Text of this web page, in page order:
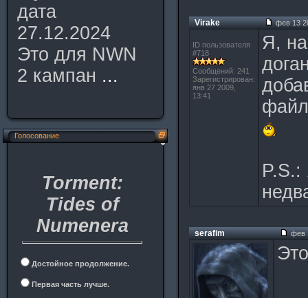
дата
27.12.2024
Это для NWN
2 кампан ...
Голосование
Torment:
Tides of
Numenera
Достойное продолжение.
Первая часть лучше.
Virake фев 13
ID пользователя
#718
Сообщений: 241
Зарегистрирован:
янв 27 2009,
13:41
Я,
P.S.:
serafim фев